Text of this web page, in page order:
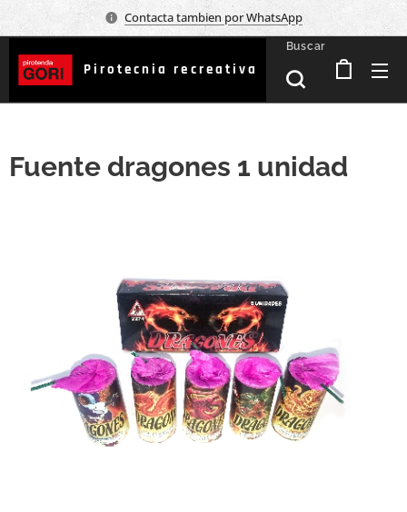
Contacta tambien por WhatsApp
Pirotecnia recreativa
Buscar
Fuente dragones 1 unidad